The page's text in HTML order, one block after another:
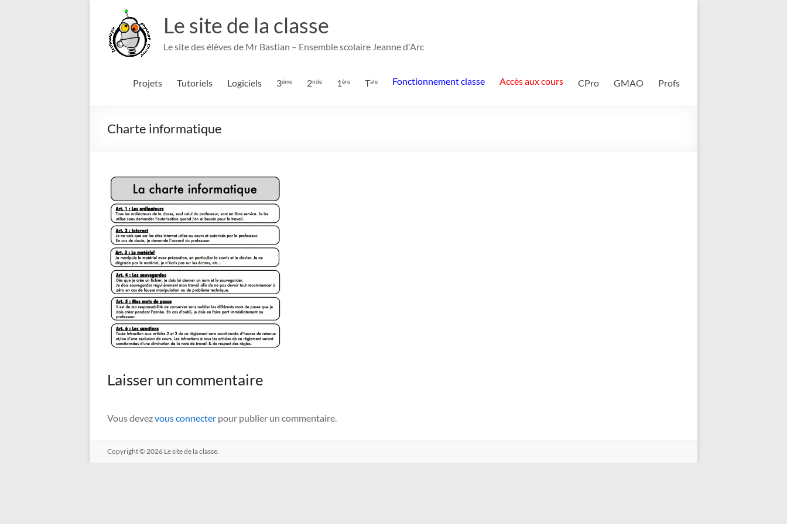
contenu
Le site de la classe
Le site des élèves de Mr Bastian – Ensemble scolaire Jeanne d'Arc
Projets Tutoriels Logiciels 3ème 2nde 1ère Tale Fonctionnement classe Accès aux cours CPro GMAO Profs
Charte informatique
Laisser un commentaire
Vous devezvous connecter pour publier un commentaire.
Copyright © 2026 Le site de la classe.